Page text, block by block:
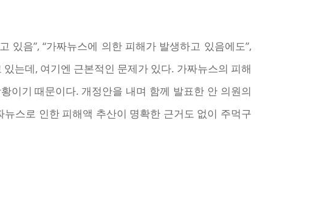
있음”, “가짜뉴스에 의한 피해가 발생하고 있음에도”,
는데, 여기엔 근본적인 문제가 있다. 가짜뉴스의 피해
이기 때문이다. 개정안을 내며 함께 발표한 안 의원의
스로 인한 피해액 추산이 명확한 근거도 없이 주먹구